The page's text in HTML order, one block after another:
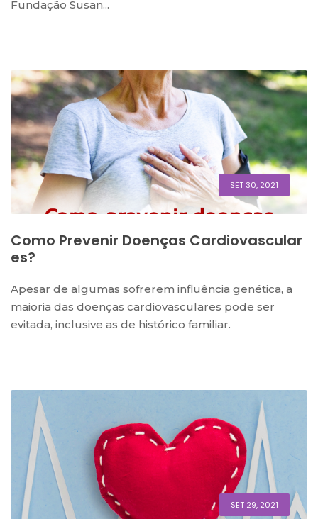
Fundação Susan...
SET 30, 2021
Como Prevenir Doenças Cardiovascular
Es?
Apesar de algumas sofrerem influência genética, a
maioria das doenças cardiovasculares pode ser
evitada, inclusive as de histórico familiar.
SET 29, 2021